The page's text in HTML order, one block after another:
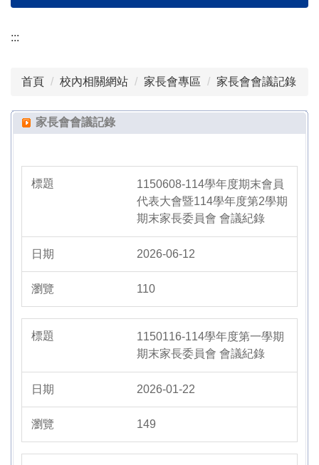
:::
首頁 校內相關網站 家長會專區 家長會會議記錄
家長會會議記錄
1150608-114學年度期末會員
代表大會暨114學年度第2學期
期末家長委員會 會議紀錄
2026-06-12
110
1150116-114學年度第一學期
期末家長委員會 會議紀錄
2026-01-22
149